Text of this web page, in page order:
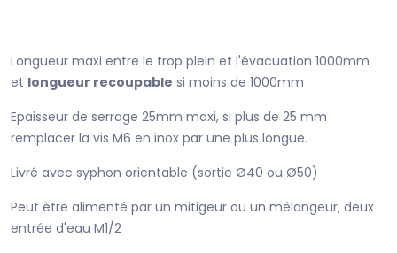
Longueur maxi entre le trop plein et l'évacuation 1000mm
et longueur recoupable si moins de 1000mm
Epaisseur de serrage 25mm maxi, si plus de 25 mm
remplacer la vis M6 en inox par une plus longue.
Livré avec syphon orientable (sortie Ø40 ou Ø50)
Peut être alimenté par un mitigeur ou un mélangeur, deux
entrée d'eau M1/2